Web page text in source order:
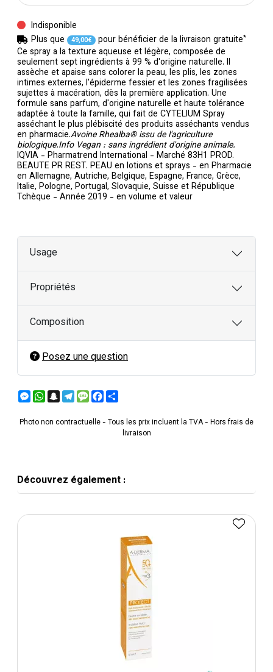
Ce spray a la texture aqueuse et légère, composée de
seulement sept ingrédients à 99 % d'origine naturelle. Il
assèche et apaise sans colorer la peau, les plis, les zones
intimes externes, l'épiderme fessier et les zones fragilisées
sujettes à macération, dès la première application. Une
formule sans parfum, d'origine naturelle et haute tolérance
adaptée à toute la famille, qui fait de CYTELIUM Spray
asséchant le plus plébiscité des produits asséchants vendus
en pharmacie.Avoine Rhealba® issu de l'agriculture
biologique.Info Vegan : sans ingrédient d'origine animale.
IQVIA - Pharmatrend International - Marché 83H1 PROD.
BEAUTE PR REST. PEAU en lotions et sprays - en Pharmacie
en Allemagne, Autriche, Belgique, Espagne, France, Grèce,
Italie, Pologne, Portugal, Slovaquie, Suisse et République
Tchèque - Année 2019 - en volume et valeur
Indisponible
Plus que
49,00€ pour bénéficier de la livraison gratuite*
Usage
Propriétés
Composition
Posez une question
Messenger
WhatsApp
Snapchat
Telegram
MessageFacebook
Photo non contractuelle - Tous les prix incluent la TVA - Hors frais de
livraison
Découvrez également :